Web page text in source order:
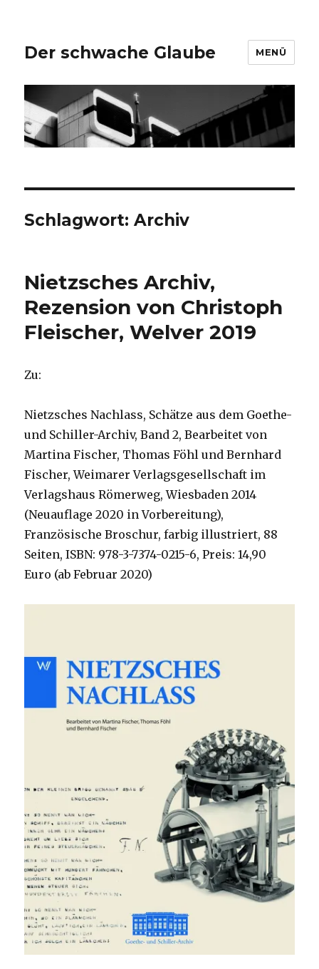
Der schwache Glaube MENÜ
Schlagwort:Archiv
Nietzsches Archiv,
Rezension von Christoph
Fleischer, Welver 2019
Zu:
Nietzsches Nachlass, Schätze aus dem Goethe-
und Schiller-Archiv, Band 2, Bearbeitet von
Martina Fischer, Thomas Föhl und Bernhard
Fischer, Weimarer Verlagsgesellschaft im
Verlagshaus Römerweg, Wiesbaden 2014
(Neuauflage 2020 in Vorbereitung),
Französische Broschur, farbig illustriert, 88
Seiten, ISBN: 978-3-7374-0215-6, Preis: 14,90
Euro (ab Februar 2020)